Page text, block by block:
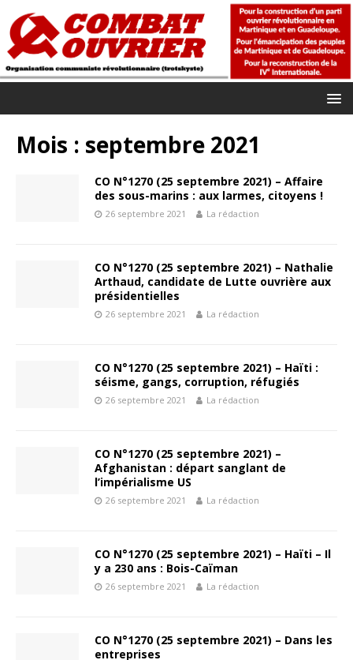
Mois : septembre 2021
CO N°1270 (25 septembre 2021) – Affaire
des sous-marins : aux larmes, citoyens !
26 septembre 2021 La rédaction
CO N°1270 (25 septembre 2021) – Nathalie
Arthaud, candidate de Lutte ouvrière aux
présidentielles
26 septembre 2021 La rédaction
CO N°1270 (25 septembre 2021) – Haïti :
séisme, gangs, corruption, réfugiés
26 septembre 2021 La rédaction
CO N°1270 (25 septembre 2021) –
Afghanistan : départ sanglant de
l’impérialisme US
26 septembre 2021 La rédaction
CO N°1270 (25 septembre 2021) – Haïti – Il
y a 230 ans : Bois-Caïman
26 septembre 2021 La rédaction
CO N°1270 (25 septembre 2021) – Dans les
entreprises